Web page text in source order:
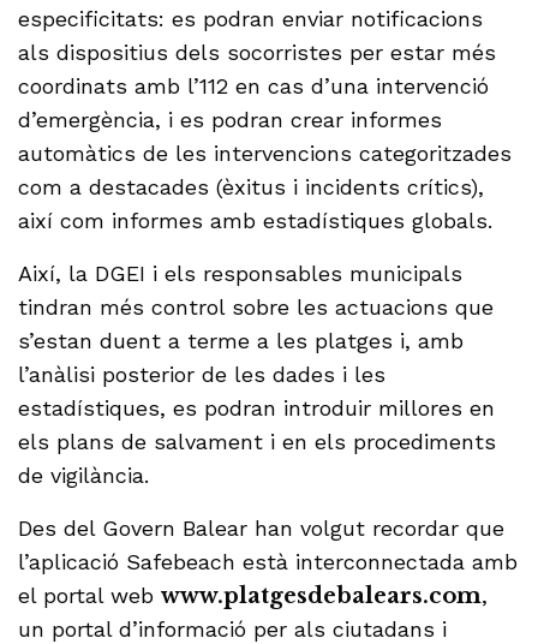
especificitats: es podran enviar notificacions
als dispositius dels socorristes per estar més
coordinats amb l’112 en cas d’una intervenció
d’emergència, i es podran crear informes
automàtics de les intervencions categoritzades
com a destacades (èxitus i incidents crítics),
així com informes amb estadístiques globals.
Així, la DGEI i els responsables municipals
tindran més control sobre les actuacions que
s’estan duent a terme a les platges i, amb
l’anàlisi posterior de les dades i les
estadístiques, es podran introduir millores en
els plans de salvament i en els procediments
de vigilància.
Des del Govern Balear han volgut recordar que
l’aplicació Safebeach està interconnectada amb
el portal webwww.platgesdebalears.com,
un portal d’informació per als ciutadans i